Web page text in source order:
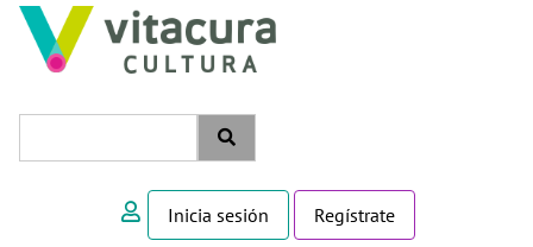
Inicia sesión Regístrate